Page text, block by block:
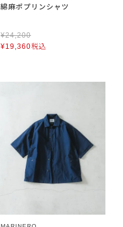
綿麻ポプリンシャツ
¥24,200
¥19,360税込